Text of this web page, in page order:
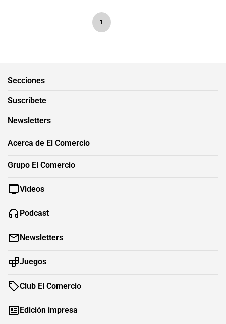
1
Secciones
Suscríbete
Newsletters
Acerca de El Comercio
Grupo El Comercio
Videos
Podcast
Newsletters
Juegos
Club El Comercio
Edición impresa